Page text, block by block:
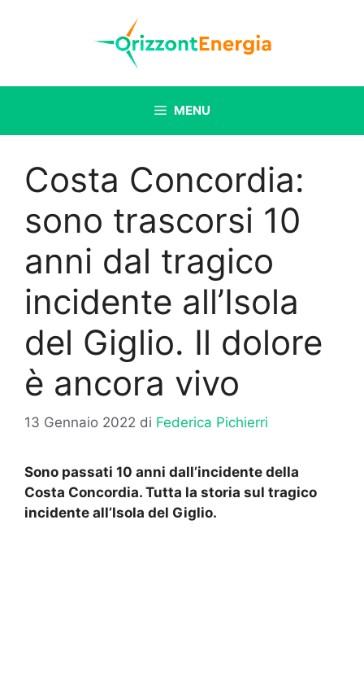
MENU
Costa Concordia:
sono trascorsi 10
anni dal tragico
incidente all’Isola
del Giglio. Il dolore
è ancora vivo
13 Gennaio 2022 di Federica Pichierri
Sono passati 10 anni dall’incidente della
Costa Concordia. Tutta la storia sul tragico
incidente all’Isola del Giglio.